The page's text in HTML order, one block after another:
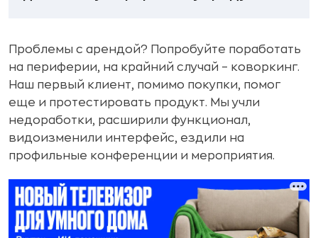
Проблемы с арендой? Попробуйте поработать
на периферии, на крайний случай – коворкинг.
Наш первый клиент, помимо покупки, помог
еще и протестировать продукт. Мы учли
недоработки, расширили функционал,
видоизменили интерфейс, ездили на
профильные конференции и мероприятия.